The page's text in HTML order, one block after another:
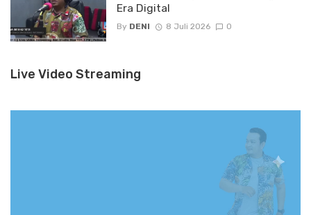
Era Digital
By DENI 8 Juli 2026 0
Live Video Streaming